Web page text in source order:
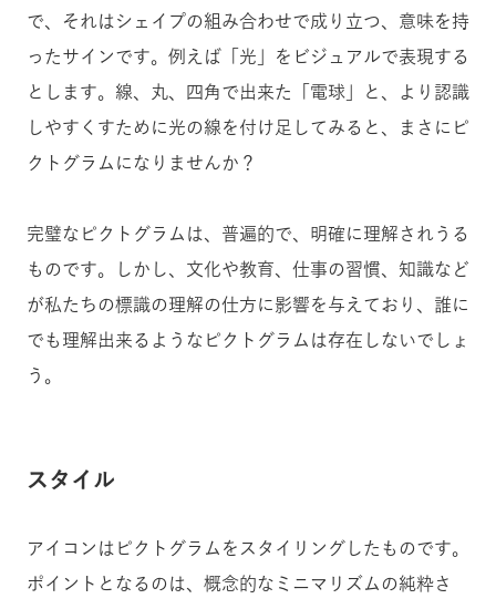
で、それはシェイプの組み合わせで成り立つ、意味を持
ったサインです。例えば「光」をビジュアルで表現する
とします。線、丸、四角で出来た「電球」と、より認識
しやすくすために光の線を付け足してみると、まさにピ
クトグラムになりませんか？
完璧なピクトグラムは、普遍的で、明確に理解されうる
ものです。しかし、文化や教育、仕事の習慣、知識など
が私たちの標識の理解の仕方に影響を与えており、誰に
でも理解出来るようなピクトグラムは存在しないでしょ
う。
スタイル
アイコンはピクトグラムをスタイリングしたものです。
ポイントとなるのは、概念的なミニマリズムの純粋さ